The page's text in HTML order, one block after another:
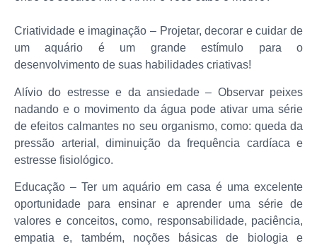
Criatividade e imaginação – Projetar, decorar e cuidar de
um aquário é um grande estímulo para o
desenvolvimento de suas habilidades criativas!
Alívio do estresse e da ansiedade – Observar peixes
nadando e o movimento da água pode ativar uma série
de efeitos calmantes no seu organismo, como: queda da
pressão arterial, diminuição da frequência cardíaca e
estresse fisiológico.
Educação – Ter um aquário em casa é uma excelente
oportunidade para ensinar e aprender uma série de
valores e conceitos, como, responsabilidade, paciência,
empatia e, também, noções básicas de biologia e